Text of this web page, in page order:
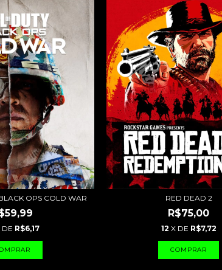
OPS COLD WAR
DE R$6,17
RED DEAD 2
R$75,00
12 X DE R$7,72